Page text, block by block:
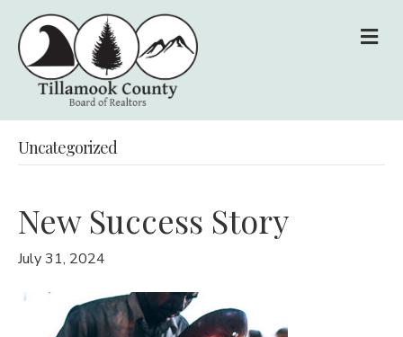
Uncategorized
New Success Story
July 31, 2024